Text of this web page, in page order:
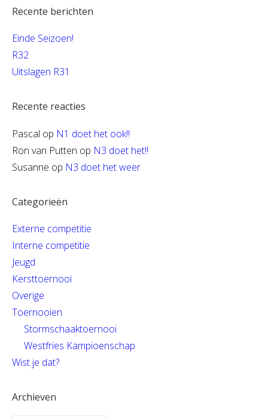
Recente berichten
Einde Seizoen!
R32
Uitslagen R31
Recente reacties
Pascal op N1 doet het ook!!
Ron van Putten op N3 doet het!!
Susanne op N3 doet het weer
Categorieën
Externe competitie
Interne competitie
Jeugd
Kersttoernooi
Overige
Toernooien
Stormschaaktoernooi
Westfries Kampioenschap
Wist je dat?
Archieven